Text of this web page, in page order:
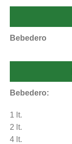
Bebedero
Bebedero:
1 lt.
2 lt.
4 lt.